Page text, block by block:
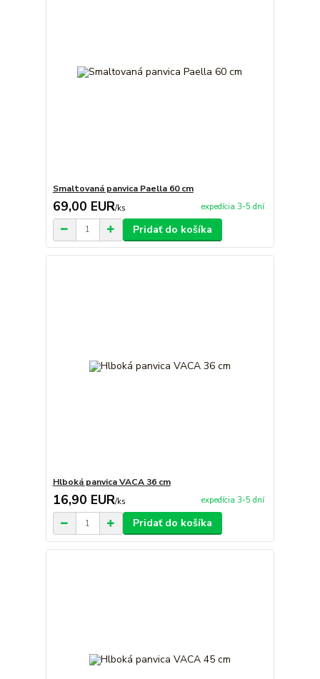
Smaltovaná panvica Paella 60 cm
69,00 EUR/ks expedícia 3-5 dní
Pridať do košíka
Hlboká panvica VACA 36 cm
16,90 EUR/ks expedícia 3-5 dní
Pridať do košíka